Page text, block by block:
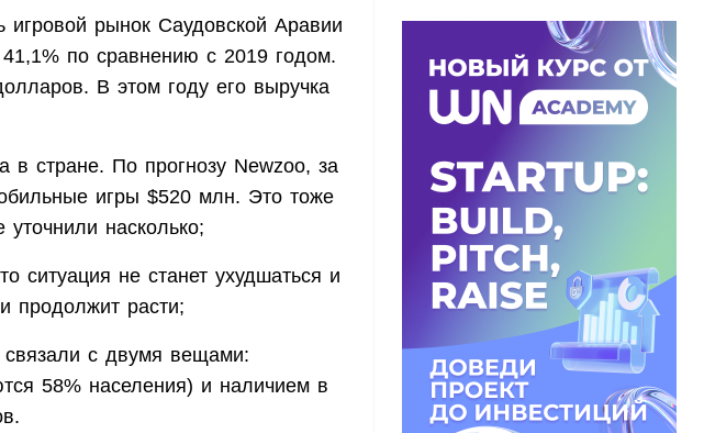
рынок Саудовской Аравии
по сравнению с 2019 годом.
В этом году его выручка
стране. По прогнозу Newzoo, за
игры $520 млн. Это тоже
насколько;
ситуация не станет ухудшаться и
продолжит расти;
связали с двумя вещами:
58% населения) и наличием в